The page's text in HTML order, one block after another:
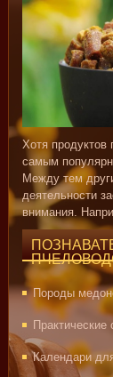
Хотя продуктов
самым
Между тем
деятельности
внимания.
Породы
Календари